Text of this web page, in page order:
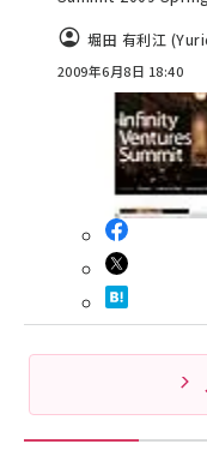
堀田 有利江
2009年6月8日 18:40